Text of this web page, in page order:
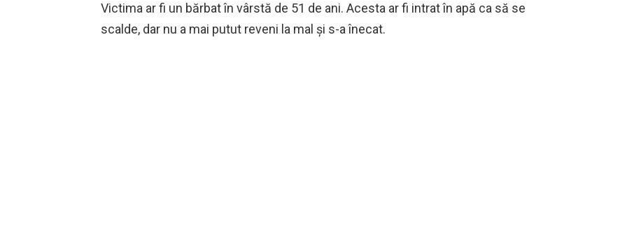
Victima ar fi un bărbat în vârstă de 51 de ani. Acesta ar fi intrat în apă ca să se
scalde, dar nu a mai putut reveni la mal și s-a înecat.